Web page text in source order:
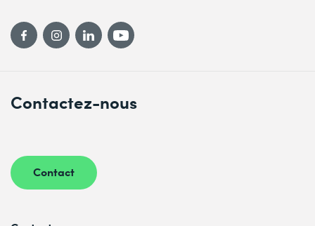
Contactez-nous
Contact